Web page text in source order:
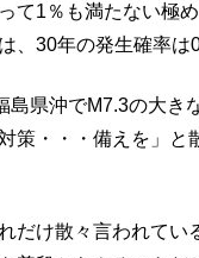
て1％も満たない極
、30年の発生確率は
島県沖でM7.3の大き
策・・・備えを」と
だけ散々言われてい